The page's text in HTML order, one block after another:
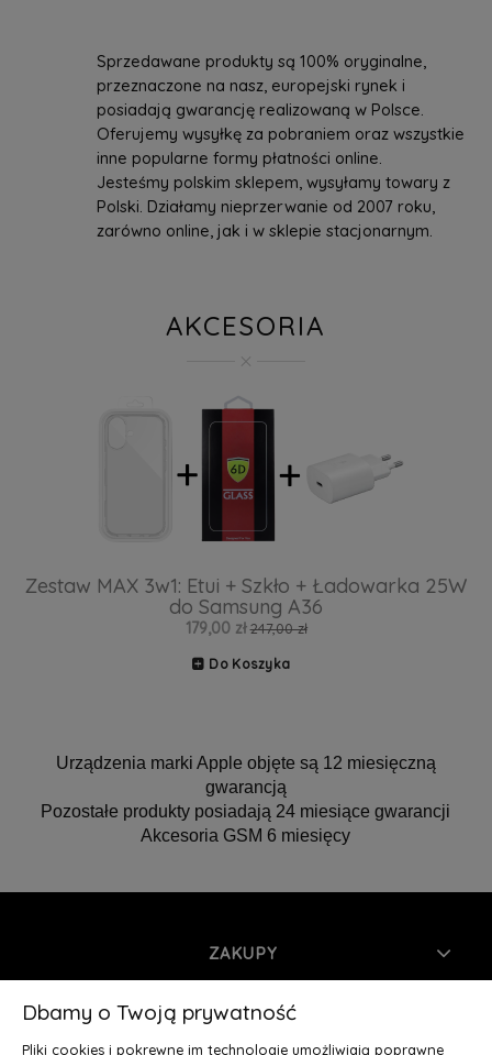
Sprzedawane produkty są 100% oryginalne,
przeznaczone na nasz, europejski rynek i
posiadają gwarancję realizowaną w Polsce.
Oferujemy wysyłkę za pobraniem oraz wszystkie
inne popularne formy płatności online.
Jesteśmy polskim sklepem, wysyłamy towary z
Polski. Działamy nieprzerwanie od 2007 roku,
zarówno online, jak i w sklepie stacjonarnym.
AKCESORIA
Zestaw MAX 3w1: Etui + Szkło + Ładowarka 25W
do Samsung A36
179,00 zł 247,00 zł
Do Koszyka
Urządzenia marki Apple objęte są 12 miesięczną
gwarancją
Pozostałe produkty posiadają 24 miesiące gwarancji
Akcesoria GSM 6 miesięcy
ZAKUPY
INFORMACJE
Dbamy o Twoją prywatność
Pliki cookies i pokrewne im technologie umożliwiają poprawne